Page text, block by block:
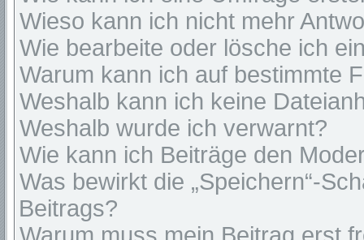
Wieso kann ich nicht mehr
Wie bearbeite oder lösche ich
Warum kann ich auf bestimmte
Weshalb kann ich keine
Weshalb wurde ich verwarnt?
Wie kann ich Beiträge den
Was bewirkt die „Speichern“-
Beitrags?